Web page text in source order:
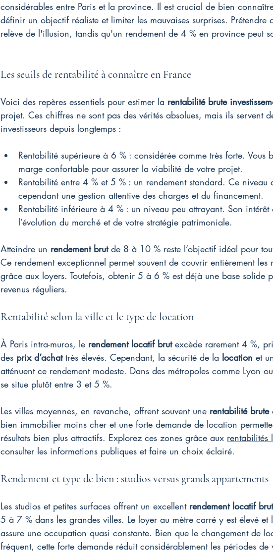
considérables entre Paris et la province. Il est crucial de bien
définir un objectif réaliste et limiter les mauvaises surprises. Prétendre
relève de l'illusion, tandis qu'un rendement de 4 % en province peut
Les seuils de rentabilité à connaître en France
Voici des repères essentiels pour estimer la rentabilité brute
projet. Ces chiffres ne sont pas des vérités absolues, mais ils servent
investisseurs depuis longtemps :
Rentabilité supérieure à 6 % : considérée comme très forte. Vous
marge confortable pour assurer la viabilité de votre projet.
Rentabilité entre 4 % et 5 % : un rendement standard. Ce niveau
cependant une gestion attentive des charges et du financement.
Rentabilité inférieure à 4 % : un niveau peu attrayant. Son intérêt
l’évolution du marché et de votre stratégie patrimoniale.
Atteindre un rendement brut de 8 à 10 % reste l’objectif idéal pour
Ce rendement exceptionnel permet souvent de couvrir entièrement les
grâce aux loyers. Toutefois, obtenir 5 à 6 % est déjà une base solide
revenus réguliers.
Rentabilité selon la ville et le type de location
À Paris intra-muros, le rendement locatif brut excède rarement 4 %,
des prix d’achat très élevés. Cependant, la sécurité de la location et
atténuent ce rendement modeste. Dans des métropoles comme Lyon
se situe plutôt entre 3 et 5 %.
Les villes moyennes, en revanche, offrent souvent une rentabilité brute
bien immobilier moins cher et une forte demande de location
résultats bien plus attractifs. Explorez ces zones grâce aux rentabilités
consulter les informations publiques et faire un choix éclairé.
Rendement et type de bien : studios versus grands appartements
Les studios et petites surfaces offrent un excellent rendement locatif brut
5 à 7 % dans les grandes villes. Le loyer au mètre carré y est élevé et
assure une occupation quasi constante. Bien que le changement de
fréquent, cette forte demande réduit considérablement les périodes de